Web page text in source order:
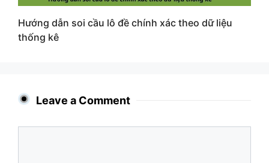
Hướng dẫn soi cầu lô đề chính xác theo dữ liệu
thống kê
Leave a Comment